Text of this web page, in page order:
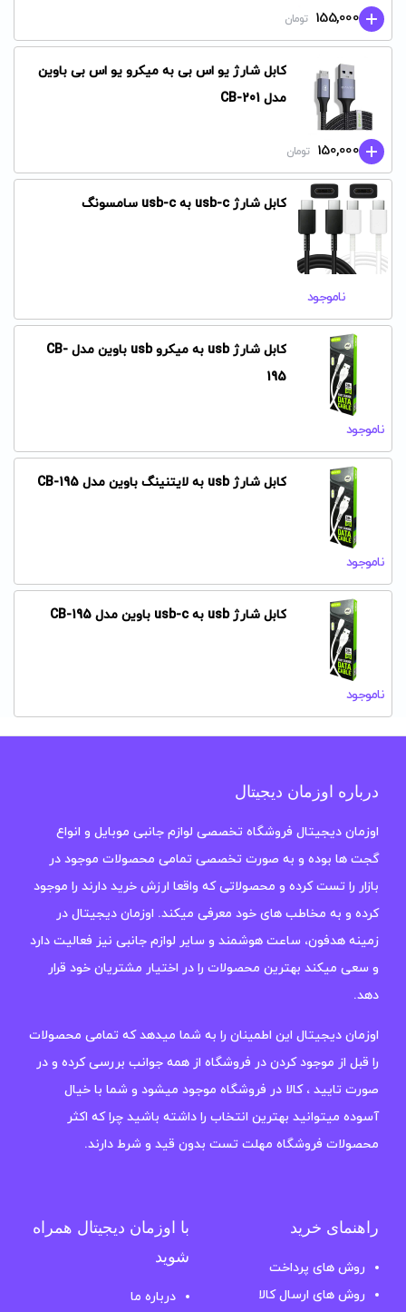
155,000 تومان
کابل شارژ یو اس بی به میکرو یو اس بی باوین
مدل CB-201
150,000 تومان
کابل شارژ usb-c به usb-c سامسونگ
ناموجود
کابل شارژ usb به میکرو usb باوین مدل CB-
195
ناموجود
کابل شارژ usb به لایتنینگ باوین مدل CB-195
ناموجود
کابل شارژ usb به usb-c باوین مدل CB-195
ناموجود
درباره اوزمان دیجیتال
اوزمان دیجیتال فروشگاه تخصصی لوازم جانبی موبایل و انواع
گجت ها بوده و به صورت تخصصی تمامی محصولات موجود در
بازار را تست کرده و محصولاتی که واقعا ارزش خرید دارند را موجود
کرده و به مخاطب های خود معرفی میکند. اوزمان دیجیتال در
زمینه هدفون، ساعت هوشمند و سایر لوازم جانبی نیز فعالیت دارد
و سعی میکند بهترین محصولات را در اختیار مشتریان خود قرار
دهد.
اوزمان دیجیتال این اطمینان را به شما میدهد که تمامی محصولات
را قبل از موجود کردن در فروشگاه از همه جوانب بررسی کرده و در
صورت تایید ، کالا در فروشگاه موجود میشود و شما با خیال
آسوده میتوانید بهترین انتخاب را داشته باشید چرا که اکثر
محصولات فروشگاه مهلت تست بدون قید و شرط دارند.
راهنمای خرید
روش های پرداخت
روش های ارسال کالا
با اوزمان دیجیتال همراه
شوید
درباره ما